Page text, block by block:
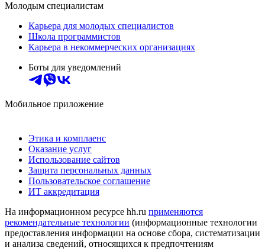
Молодым специалистам
Карьера для молодых специалистов
Школа программистов
Карьера в некоммерческих организациях
Боты для уведомлений
Мобильное приложение
Этика и комплаенс
Оказание услуг
Использование сайтов
Защита персональных данных
Пользовательское соглашение
ИТ аккредитация
На информационном ресурсе hh.ru применяются
рекомендательные технологии (информационные технологии
предоставления информации на основе сбора, систематизации
и анализа сведений, относящихся к предпочтениям